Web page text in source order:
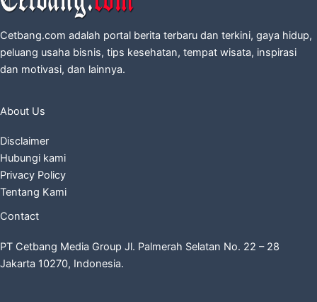
Cetbang.com adalah portal berita terbaru dan terkini, gaya hidup,
peluang usaha bisnis, tips kesehatan, tempat wisata, inspirasi
dan motivasi, dan lainnya.
About Us
Disclaimer
Hubungi kami
Privacy Policy
Tentang Kami
Contact
PT Cetbang Media Group Jl. Palmerah Selatan No. 22 – 28
Jakarta 10270, Indonesia.